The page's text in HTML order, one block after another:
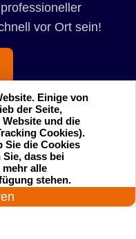
vor Ort sein!
Einige von
der Seite,
und die
Cookies).
Sie die Cookies
dass bei
alle
stehen.